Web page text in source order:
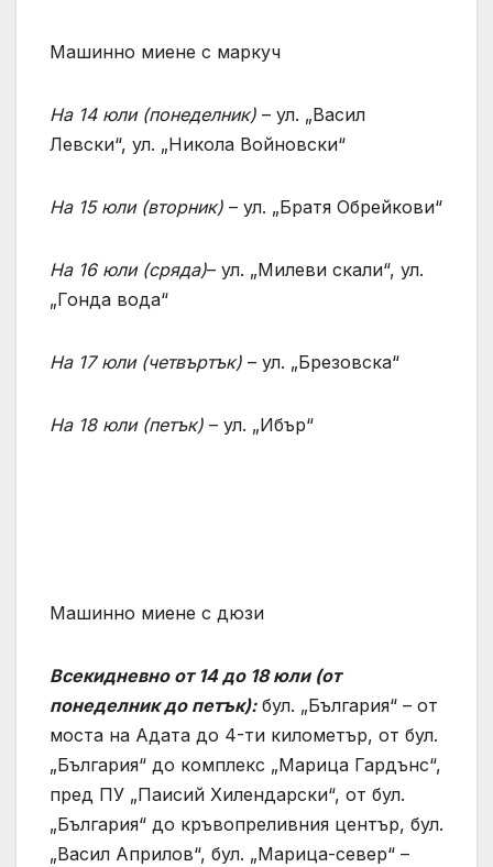
Машинно миене с маркуч
На 14 юли (понеделник) – ул. „Васил
Левски“, ул. „Никола Войновски“
На 15 юли (вторник) – ул. „Братя Обрейкови“
На 16 юли (сряда)– ул. „Милеви скали“, ул.
„Гонда вода“
На 17 юли (четвъртък) – ул. „Брезовска“
На 18 юли (петък) – ул. „Ибър“
Машинно миене с дюзи
Всекидневно от 14 до 18 юли (от
понеделник до петък):бул. „България“ – от
моста на Адата до 4-ти километър, от бул.
„България“ до комплекс „Марица Гардънс“,
пред ПУ „Паисий Хилендарски“, от бул.
„България“ до кръвопреливния център, бул.
„Васил Априлов“, бул. „Марица-север“ –